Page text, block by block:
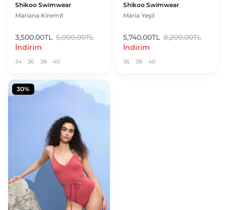
Shikoo Swimwear
Mariana Kiremit
3,500.00TL 5,000.00TL
İndirim
34 36 38 40
Shikoo Swimwear
Maria Yeşil
5,740.00TL 8,200.00TL
İndirim
36 38 40
30%